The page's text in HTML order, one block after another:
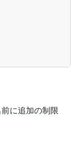
に追加の制限